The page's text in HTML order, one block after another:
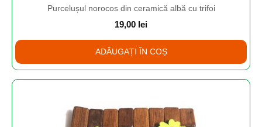
Purcelușul norocos din ceramică albă cu trifoi
19,00 lei
ADĂUGAȚI ÎN COȘ